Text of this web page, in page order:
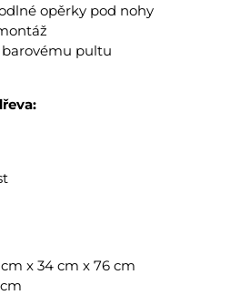
opěrky pod nohy
barovému pultu
x 34 cm x 76 cm